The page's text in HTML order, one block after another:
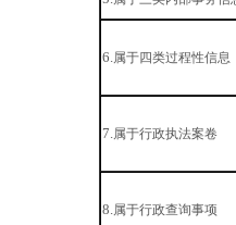
6. 属于四类过程性信息
7. 属于行政执法案卷
8. 属于行政查询事项